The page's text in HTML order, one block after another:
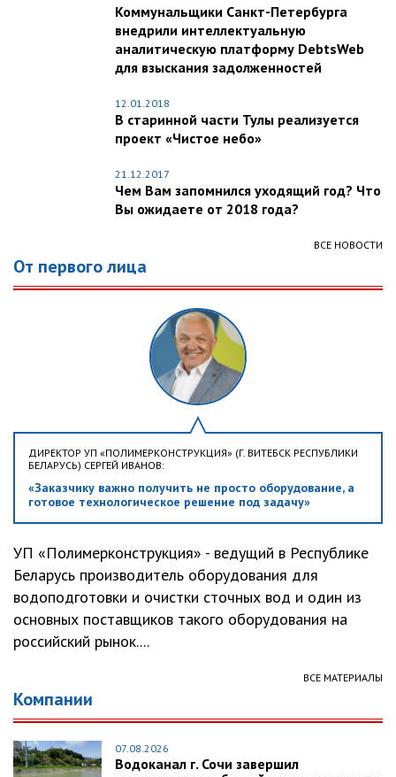
Коммунальщики Санкт-Петербурга
внедрили интеллектуальную
аналитическую платформу DebtsWeb
для взыскания задолженностей
12.01.2018
В старинной части Тулы реализуется
проект «Чистое небо»
21.12.2017
Чем Вам запомнился уходящий год? Что
Вы ожидаете от 2018 года?
ВСЕ НОВОСТИ
От первого лица
ДИРЕКТОР УП «ПОЛИМЕРКОНСТРУКЦИЯ» (Г. ВИТЕБСК РЕСПУБЛИКИ
БЕЛАРУСЬ) СЕРГЕЙ ИВАНОВ:
«Заказчику важно получить не просто оборудование, а
готовое технологическое решение под задачу»
УП «Полимерконструкция» - ведущий в Республике
Беларусь производитель оборудования для
водоподготовки и очистки сточных вод и один из
основных поставщиков такого оборудования на
российский рынок....
ВСЕ МАТЕРИАЛЫ
Компании
07.08.2026
Водоканал г. Сочи завершил